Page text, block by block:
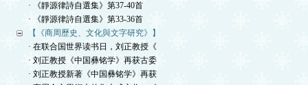
· 《靜源律詩自選集》第37-40首
· 《靜源律詩自選集》第33-36首
【《商周歷史、文化與文字研究》】
· 在联合国世界读书日，刘正教授《
· 刘正教授《中国彝铭学》再获古委
· 刘正教授新著《中国彝铭学》再获